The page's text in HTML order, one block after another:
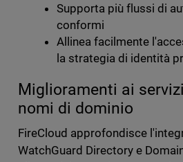
Supporta più flussi di
conformi
Allinea facilmente
la strategia di identità
Miglioramenti ai
nomi di dominio
FireCloud approfondisce
WatchGuard Directory e